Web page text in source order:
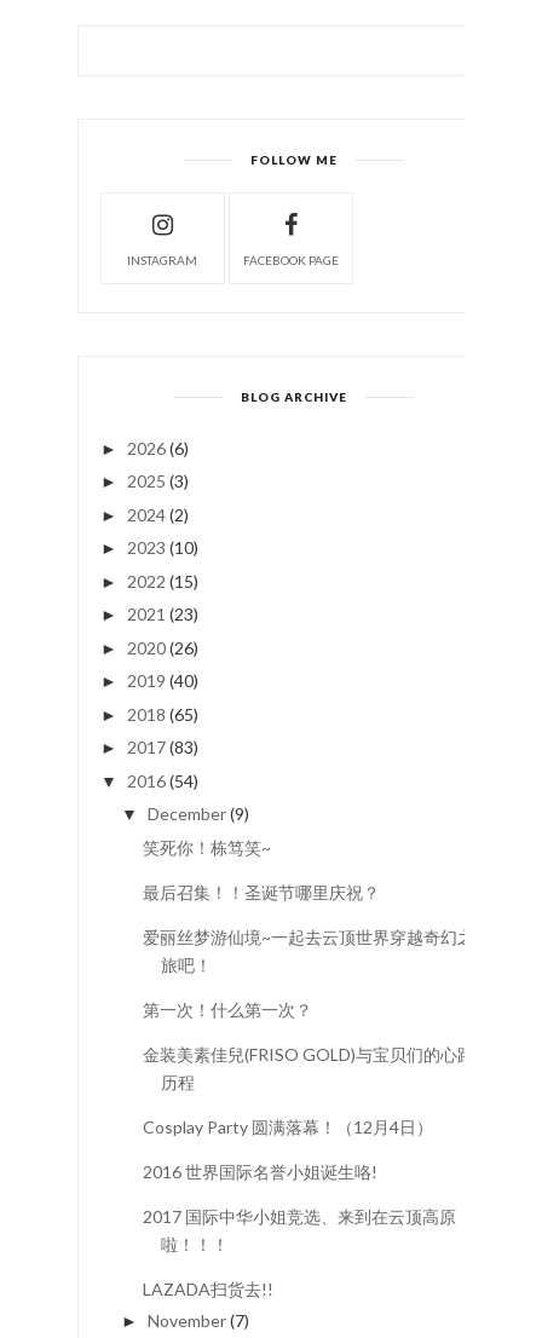
价。业余模特、欢迎约拍。
INSTAGRAM
► 2026 (6)
2025 (3)
► 2024 (2)
2023 (10)
►2022
2021(23)
2019 (40)
2018(65)
2017(83)
2016(54)
笑死你！栋笃笑~
最后召集！！圣诞节哪里庆祝？
爱丽丝梦游仙境~一起去云顶世界穿越奇幻之
第一次！什么第一次？
金装美素佳兒(FRISO GOLD)与宝贝们的心路